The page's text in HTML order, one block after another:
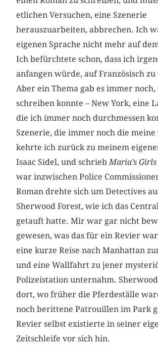
etlichen Versuchen, eine Szenerie
herauszuarbeiten, abbrechen. Ich
eigenen Sprache nicht mehr auf
Ich befürchtete schon, dass ich
anfangen würde, auf Französisch
Aber ein Thema gab es immer
schreiben konnte – New York, eine
die ich immer noch durchmessen
Szenerie, die immer noch die meine
kehrte ich zurück zu meinem
Isaac Sidel, und schriebMaria’s Girls
war inzwischen Police
Roman drehte sich um Detectives
Sherwood Forest, wie ich das
getauft hatte. Mir war gar nicht
gewesen, was das für ein Revier
eine kurze Reise nach Manhattan
und eine Wallfahrt zu jener
Polizeistation unternahm.
dort, wo früher die Pferdeställe
noch berittene Patrouillen im Park
Revier selbst existierte in seiner
Zeitschleife vor sich hin.